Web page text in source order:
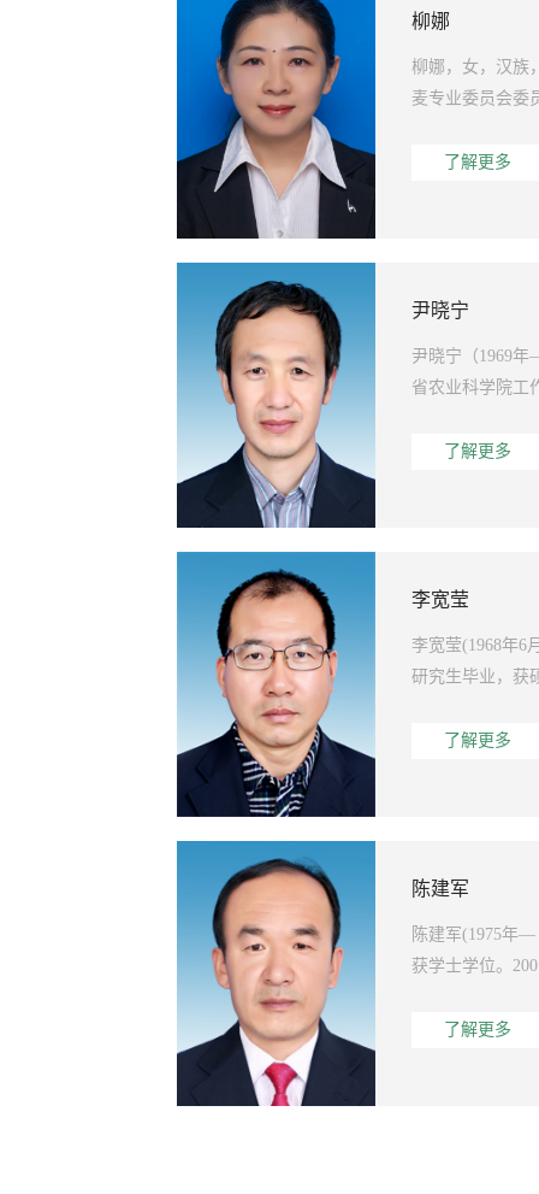
柳娜
柳娜，女，汉族
麦专业委员会委
了解更多
尹晓宁
尹晓宁（1969
省农业科学院工
了解更多
李宽莹
李宽莹(1968年6
研究生毕业，获
了解更多
陈建军
陈建军(1975年
获学士学位。
了解更多